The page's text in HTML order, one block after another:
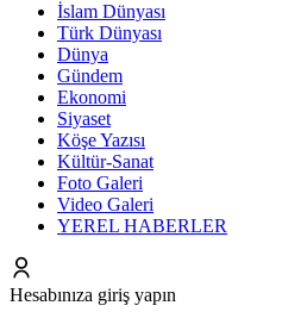
İslam Dünyası
Türk Dünyası
Dünya
Gündem
Ekonomi
Siyaset
Köşe Yazısı
Kültür-Sanat
Foto Galeri
Video Galeri
YEREL HABERLER
Hesabınıza giriş yapın